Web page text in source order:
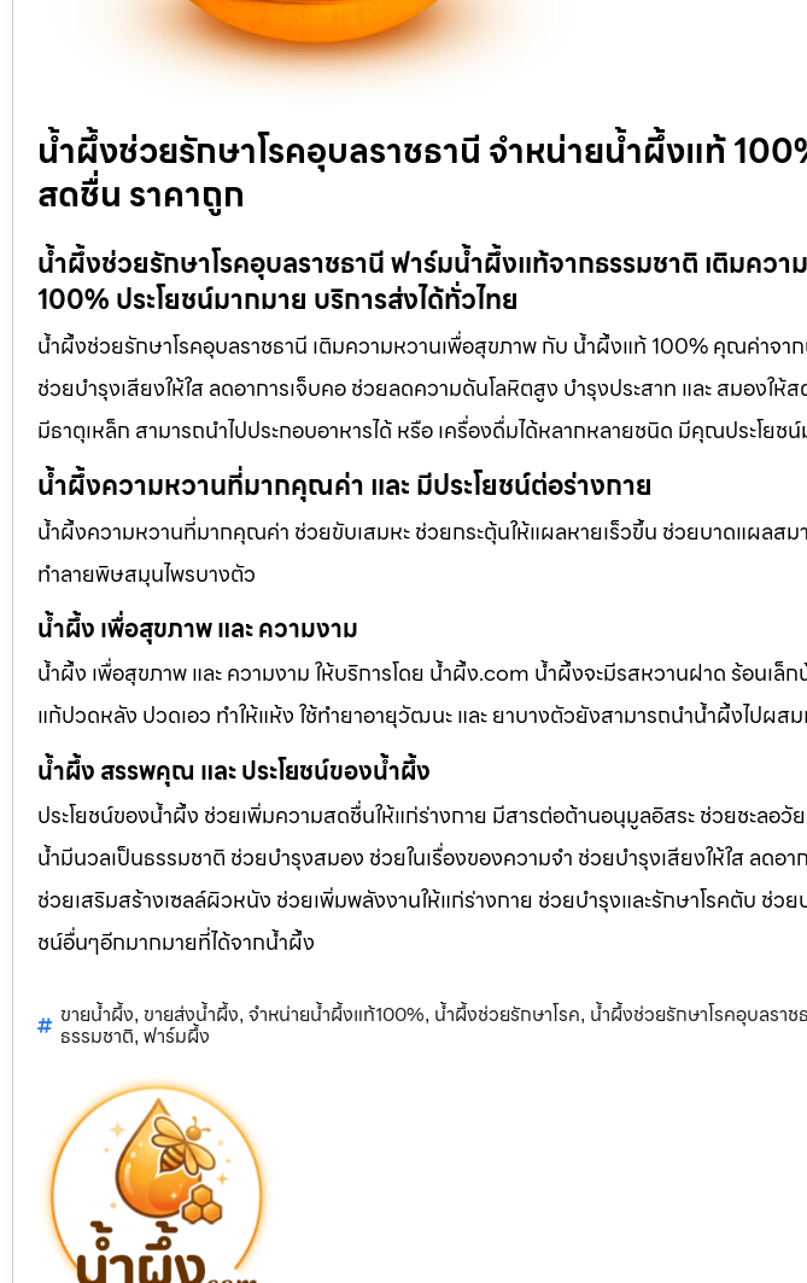
น้ำผึ้งช่วยรักษาโรคอุบลราชธานี จำหน่ายน้ำผึ้งแท้
สดชื่น ราคาถูก
น้ำผึ้งช่วยรักษาโรคอุบลราชธานี ฟาร์มน้ำผึ้งแท้จากธรรมชาติ เติมคว
100% ประโยชน์มากมาย บริการส่งได้ทั่วไทย
น้ำผึ้งช่วยรักษาโรคอุบลราชธานี เติมความหวานเพื่อสุขภาพ กับ น้ำผึ้งแท้ 100% คุณค่าจา
ช่วยบำรุงเสียงให้ใส ลดอาการเจ็บคอ ช่วยลดความดันโลหิตสูง บำรุงประสาท และ สมองให้
มีธาตุเหล็ก สามารถนำไปประกอบอาหารได้ หรือ เครื่องดื่มได้หลากหลายชนิด มีคุณประโย
น้ำผึ้งความหวานที่มากคุณค่า และ มีประโยชน์ต่อร่างกาย
น้ำผึ้งความหวานที่มากคุณค่า ช่วยขับเสมหะ ช่วยกระตุ้นให้แผลหายเร็วขึ้น ช่วยบาดแผลสม
ทำลายพิษสมุนไพรบางตัว
น้ำผึ้ง เพื่อสุขภาพ และ ความงาม
น้ำผึ้ง เพื่อสุขภาพ และ ความงาม ให้บริการโดย น้ำผึ้ง.com น้ำผึ้งจะมีรสหวานฝาด ร้อนเ
แก้ปวดหลัง ปวดเอว ทำให้แห้ง ใช้ทำยาอายุวัฒนะ และ ยาบางตัวยังสามารถนำน้ำผึ้งไปผส
น้ำผึ้ง สรรพคุณ และ ประโยชน์ของน้ำผึ้ง
ประโยชน์ของน้ำผึ้ง ช่วยเพิ่มความสดชื่นให้แก่ร่างกาย มีสารต่อต้านอนุมูลอิสระ ช่วยชะลอ
น้ำมีนวลเป็นธรรมชาติ ช่วยบำรุงสมอง ช่วยในเรื่องของความจำ ช่วยบำรุงเสียงให้ใส ลดอ
ช่วยเสริมสร้างเซลล์ผิวหนัง ช่วยเพิ่มพลังงานให้แก่ร่างกาย ช่วยบำรุงและรักษาโรคตับ ช่ว
ชน์อื่นๆอีกมากมายที่ได้จากน้ำผึ้ง
ขายน้ำผึ้ง, ขายส่งน้ำผึ้ง, จำหน่ายน้ำผึ้งแท้100%, น้ำผึ้งช่วยรักษาโรค, น้ำผึ้งช่วยรักษาโรคอุบลราช
ธรรมชาติ, ฟาร์มผึ้ง